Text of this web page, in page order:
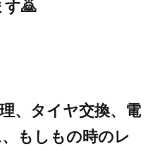
す🙇
、タイヤ交換、電
もしもの時のレ